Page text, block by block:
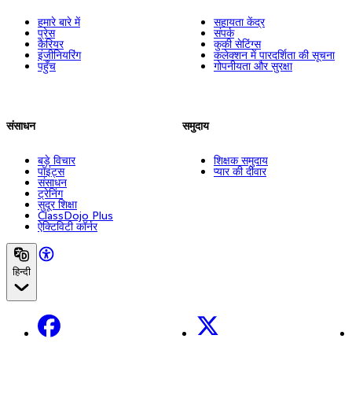
हमारे बारे में
प्रेस
कैरियर
इंजीनियरिंग
पहुँच
संसाधन
बड़े विचार
पॉइंट्स
संसाधन
ट्रेनिंग
सुदूर शिक्षा
ClassDojo Plus
ऐक्टिविटी कॉर्नर
सहायता केंद्र
संपर्क
कुकी सेटिंग्स
कलेक्शन में पारदर्शिता की सूचना
गोपनीयता और सुरक्षा
समुदाय
शिक्षक समुदाय
प्यार की दीवार
हिन्दी
Facebook X